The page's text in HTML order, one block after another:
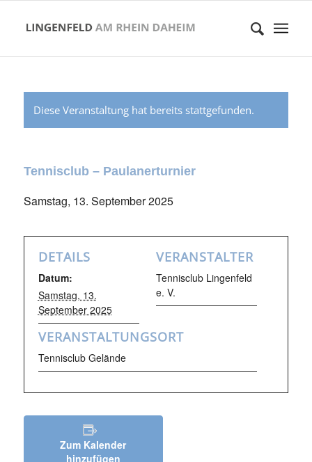
Diese Veranstaltung hat bereits stattgefunden.
Tennisclub – Paulanerturnier
Samstag, 13. September 2025
DETAILS
Datum:
Samstag, 13.
September 2025
VERANSTALTER
Tennisclub Lingenfeld
e. V.
VERANSTALTUNGSORT
Tennisclub Gelände
Zum Kalender
hinzufügen